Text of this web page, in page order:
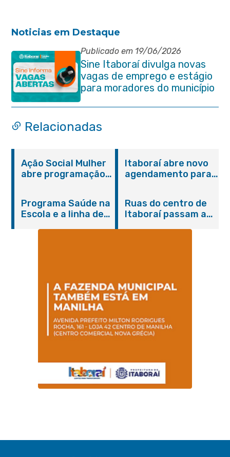
Noticias em Destaque
Publicado em 19/06/2026
Sine Itaboraí divulga novas
vagas de emprego e estágio
para moradores do município
Relacionadas
Ação Social Mulher
abre programação
serviços gratuitos e
orientações
Itaboraí abre novo
agendamento para
Programa Saúde na
Escola e a linha de
Magalhães Seabra
Ruas do centro de
Itaboraí passam a